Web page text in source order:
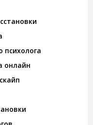
психолога
онлайн